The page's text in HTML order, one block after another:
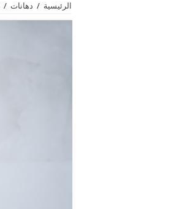
الرئيسية / دهانات /